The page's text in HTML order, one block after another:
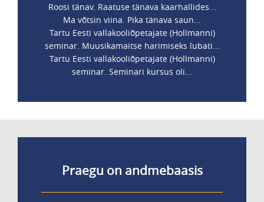
Roosi tänav. Raatuse tänava kaarhallides...
Ma võtsin viina. Pika tänava saun...
Tartu Eesti vallakooliõpetajate (Hollmanni)
seminar. Muusikamaitse harimiseks lubati...
Tartu Eesti vallakooliõpetajate (Hollmanni)
seminar. Seminari kursus oli...
Praegu on andmebaasis